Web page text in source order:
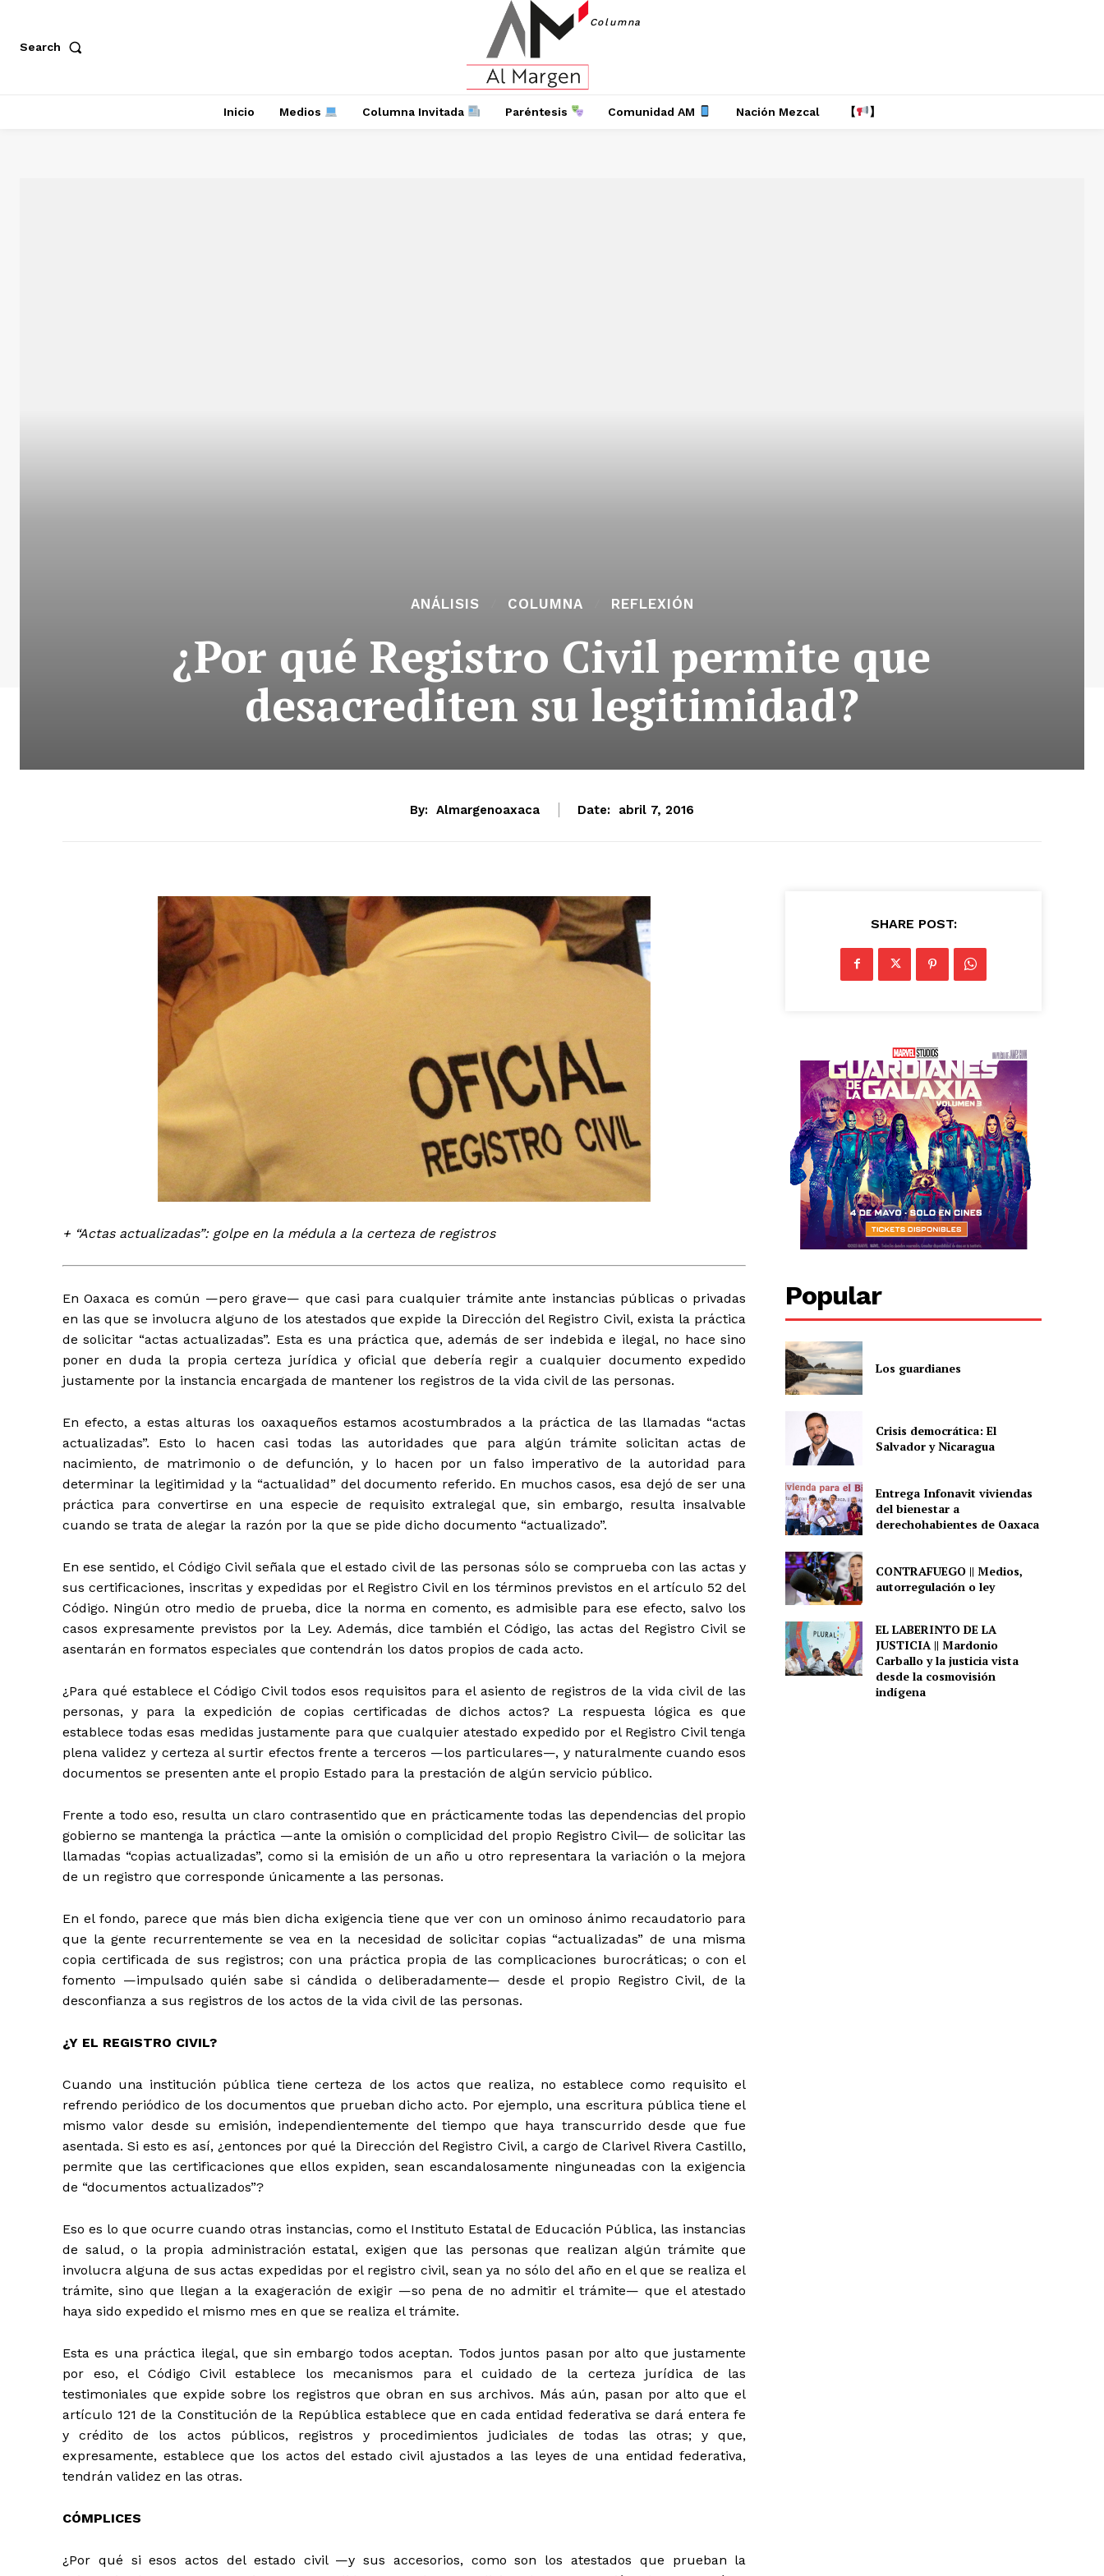
Search
Columna
Inicio Medios Columna Invitada Paréntesis Comunidad AM Nación Mezcal 【 】
ANÁLISIS COLUMNA REFLEXIÓN
¿Por qué Registro Civil permite que
desacrediten su legitimidad?
By: Almargenoaxaca Date: abril 7, 2016
+ “Actas actualizadas”: golpe en la médula a la certeza de registros
En Oaxaca es común —pero grave— que casi para cualquier trámite ante instancias públicas o privadas
en las que se involucra alguno de los atestados que expide la Dirección del Registro Civil, exista la práctica
de solicitar “actas actualizadas”. Esta es una práctica que, además de ser indebida e ilegal, no hace sino
poner en duda la propia certeza jurídica y oficial que debería regir a cualquier documento expedido
justamente por la instancia encargada de mantener los registros de la vida civil de las personas.
En efecto, a estas alturas los oaxaqueños estamos acostumbrados a la práctica de las llamadas “actas
actualizadas”. Esto lo hacen casi todas las autoridades que para algún trámite solicitan actas de
nacimiento, de matrimonio o de defunción, y lo hacen por un falso imperativo de la autoridad para
determinar la legitimidad y la “actualidad” del documento referido. En muchos casos, esa dejó de ser una
práctica para convertirse en una especie de requisito extralegal que, sin embargo, resulta insalvable
cuando se trata de alegar la razón por la que se pide dicho documento “actualizado”.
En ese sentido, el Código Civil señala que el estado civil de las personas sólo se comprueba con las actas y
sus certificaciones, inscritas y expedidas por el Registro Civil en los términos previstos en el artículo 52 del
Código. Ningún otro medio de prueba, dice la norma en comento, es admisible para ese efecto, salvo los
casos expresamente previstos por la Ley. Además, dice también el Código, las actas del Registro Civil se
asentarán en formatos especiales que contendrán los datos propios de cada acto.
¿Para qué establece el Código Civil todos esos requisitos para el asiento de registros de la vida civil de las
personas, y para la expedición de copias certificadas de dichos actos? La respuesta lógica es que
establece todas esas medidas justamente para que cualquier atestado expedido por el Registro Civil tenga
plena validez y certeza al surtir efectos frente a terceros —los particulares—, y naturalmente cuando esos
documentos se presenten ante el propio Estado para la prestación de algún servicio público.
Frente a todo eso, resulta un claro contrasentido que en prácticamente todas las dependencias del propio
gobierno se mantenga la práctica —ante la omisión o complicidad del propio Registro Civil— de solicitar las
llamadas “copias actualizadas”, como si la emisión de un año u otro representara la variación o la mejora
de un registro que corresponde únicamente a las personas.
En el fondo, parece que más bien dicha exigencia tiene que ver con un ominoso ánimo recaudatorio para
que la gente recurrentemente se vea en la necesidad de solicitar copias “actualizadas” de una misma
copia certificada de sus registros; con una práctica propia de las complicaciones burocráticas; o con el
fomento —impulsado quién sabe si cándida o deliberadamente— desde el propio Registro Civil, de la
desconfianza a sus registros de los actos de la vida civil de las personas.
¿Y EL REGISTRO CIVIL?
Cuando una institución pública tiene certeza de los actos que realiza, no establece como requisito el
refrendo periódico de los documentos que prueban dicho acto. Por ejemplo, una escritura pública tiene el
mismo valor desde su emisión, independientemente del tiempo que haya transcurrido desde que fue
asentada. Si esto es así, ¿entonces por qué la Dirección del Registro Civil, a cargo de Clarivel Rivera Castillo,
permite que las certificaciones que ellos expiden, sean escandalosamente ninguneadas con la exigencia
de “documentos actualizados”?
Eso es lo que ocurre cuando otras instancias, como el Instituto Estatal de Educación Pública, las instancias
de salud, o la propia administración estatal, exigen que las personas que realizan algún trámite que
involucra alguna de sus actas expedidas por el registro civil, sean ya no sólo del año en el que se realiza el
trámite, sino que llegan a la exageración de exigir —so pena de no admitir el trámite— que el atestado
haya sido expedido el mismo mes en que se realiza el trámite.
Esta es una práctica ilegal, que sin embargo todos aceptan. Todos juntos pasan por alto que justamente
por eso, el Código Civil establece los mecanismos para el cuidado de la certeza jurídica de las
testimoniales que expide sobre los registros que obran en sus archivos. Más aún, pasan por alto que el
artículo 121 de la Constitución de la República establece que en cada entidad federativa se dará entera fe
y crédito de los actos públicos, registros y procedimientos judiciales de todas las otras; y que,
expresamente, establece que los actos del estado civil ajustados a las leyes de una entidad federativa,
tendrán validez en las otras.
CÓMPLICES
¿Por qué si esos actos del estado civil —y sus accesorios, como son los atestados que prueban la
SHARE POST:
Popular
Los guardianes
Crisis democrática: El
Salvador y Nicaragua
Entrega Infonavit viviendas
del bienestar a
derechohabientes de Oaxaca
CONTRAFUEGO || Medios,
autorregulación o ley
EL LABERINTO DE LA
JUSTICIA || Mardonio
Carballo y la justicia vista
desde la cosmovisión
indígena